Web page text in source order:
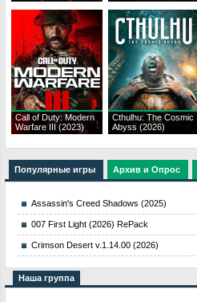
Call of Duty: Modern
Warfare III (2023)
Cthulhu: The Cosmic
Abyss (2026)
Популярные игры Архив и Опрос
Assassin's Creed Shadows (2025)
007 First Light (2026) RePack
Crimson Desert v.1.14.00 (2026)
Наша группа